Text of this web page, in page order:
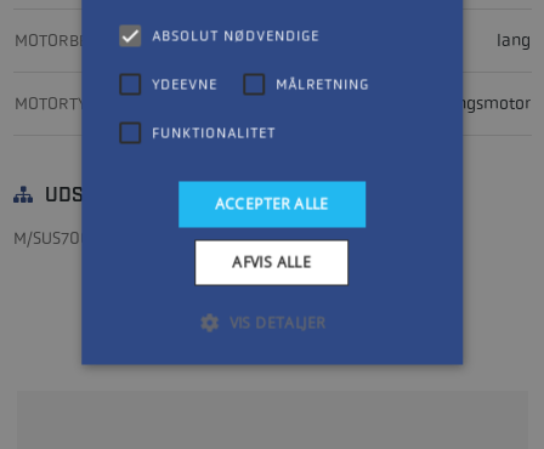
MOTORBEN, LÆNGDE lang
MOTORTYPE påhængsmotor
UDSTYR
M/SUS700 pult m/elektronikpakke, FS700 sæde og rollbar
Bliv kontaktet hurtigt muligt
ABSOLUT NØDVENDIGE
YDEEVNE MÅLRETNING
FUNKTIONALITET
ACCEPTER ALLE
AFVIS ALLE
VIS DETALJER